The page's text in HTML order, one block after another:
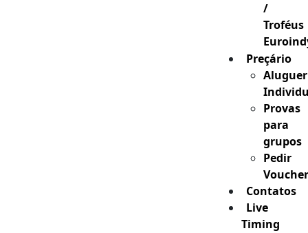
/
Troféus
Preçário
Aluguer
Provas
para
grupos
Pedir
Voucher
Contatos
Live
Timing